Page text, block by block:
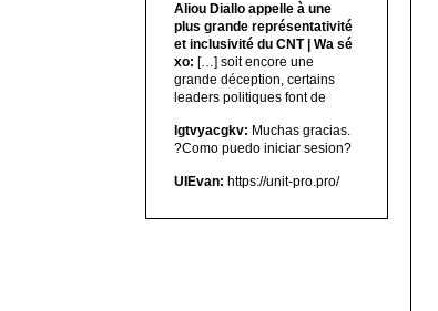
Aliou Diallo appelle à une
plus grande représentativité
et inclusivité du CNT | Wa sé
xo: […] soit encore une
grande déception, certains
leaders politiques font de
lgtvyacgkv: Muchas gracias.
?Como puedo iniciar sesion?
UIEvan: https://unit-pro.pro/